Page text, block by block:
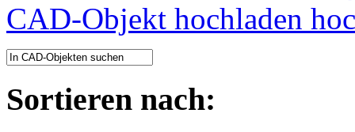
CAD-Objekt hochladen
Sortieren nach: